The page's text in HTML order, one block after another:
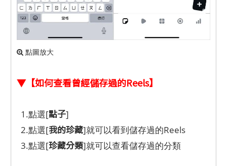
點圖放大
▼【如何查看曾經儲存過的Reels】
1.點選[點子]
2.點選[我的珍藏]就可以看到儲存過的Reels
3.點選[珍藏分類]就可以查看儲存過的分類